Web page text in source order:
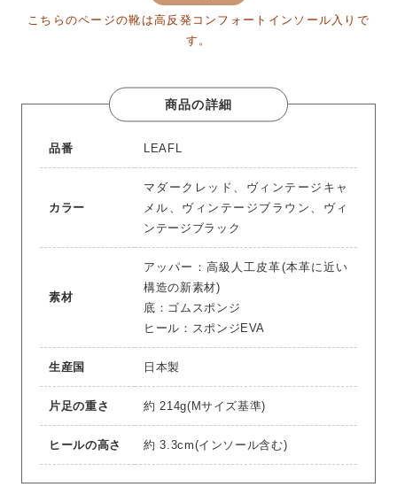
こちらのページの靴は高反発コンフォートインソール入りで
す。
商品の詳細
品番 LEAFL
カラー
マダークレッド、ヴィンテージキャ
メル、ヴィンテージブラウン、ヴィ
ンテージブラック
素材
アッパー：高級人工皮革(本革に近い
構造の新素材)
底：ゴムスポンジ
ヒール：スポンジEVA
生産国 日本製
片足の重さ 約 214g(Mサイズ基準)
ヒールの高さ 約 3.3cm(インソール含む)